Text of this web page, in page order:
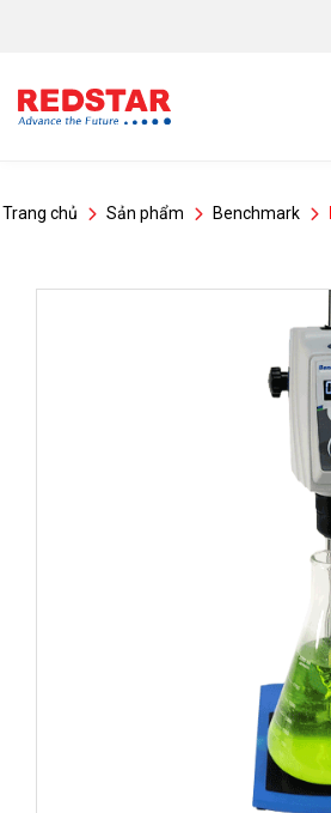
dung
Trang chủ Sản phẩm Benchmark